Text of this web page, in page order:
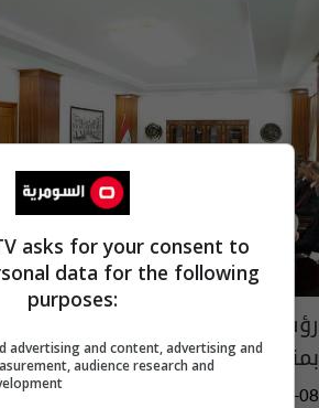
رؤساء الاستئناف يؤدون اليمين
بمناسبة تعيينهم في مناصبهم
04:01 | 2023-10-08
asks for your consent to
data for the following
purposes:
advertising and content, advertising and
audience research and